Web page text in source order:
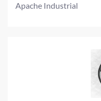
Apache Industrial